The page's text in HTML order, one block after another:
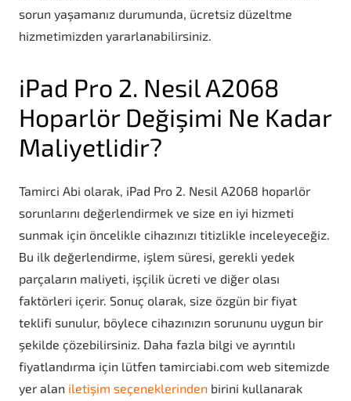
sorun yaşamanız durumunda, ücretsiz düzeltme
hizmetimizden yararlanabilirsiniz.
iPad Pro 2. Nesil A2068
Hoparlör Değişimi Ne Kadar
Maliyetlidir?
Tamirci Abi olarak, iPad Pro 2. Nesil A2068 hoparlör
sorunlarını değerlendirmek ve size en iyi hizmeti
sunmak için öncelikle cihazınızı titizlikle inceleyeceğiz.
Bu ilk değerlendirme, işlem süresi, gerekli yedek
parçaların maliyeti, işçilik ücreti ve diğer olası
faktörleri içerir. Sonuç olarak, size özgün bir fiyat
teklifi sunulur, böylece cihazınızın sorununu uygun bir
şekilde çözebilirsiniz. Daha fazla bilgi ve ayrıntılı
fiyatlandırma için lütfen tamirciabi.com web sitemizde
yer alan iletişim seçeneklerinden birini kullanarak